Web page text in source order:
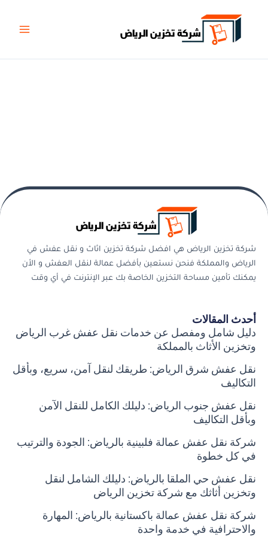
Menu
شركة تخزين الرياض هي افضل شركة تخزين اثاث و نقل عفش في
الرياض والمملكة فنحن نستعين بأفضل عمالة لنقل العفش و الأن
يمكنك تأمين مساحة التخزين الخاصة بك عبر الإنترنت في أي وقت
أحدث المقالات
دليل شامل ومفصل عن خدمات نقل عفش غرب الرياض
وتخزين الأثاث بالمملكة
نقل عفش شرق الرياض: طريقك لنقل آمن، سريع، وبأقل
التكاليف
نقل عفش جنوب الرياض: دليلك الكامل للنقل الآمن
وبأقل التكاليف
شركة نقل عفش عمالة فلبينية بالرياض: الجودة والترتيب
في كل خطوة
نقل عفش حي الملقا بالرياض: دليلك الشامل لنقل
وتخزين أثاثك مع شركة تخزين الرياض
شركة نقل عفش عمالة باكستانية بالرياض: المهارة
والاحترافية في خدمة واحدة